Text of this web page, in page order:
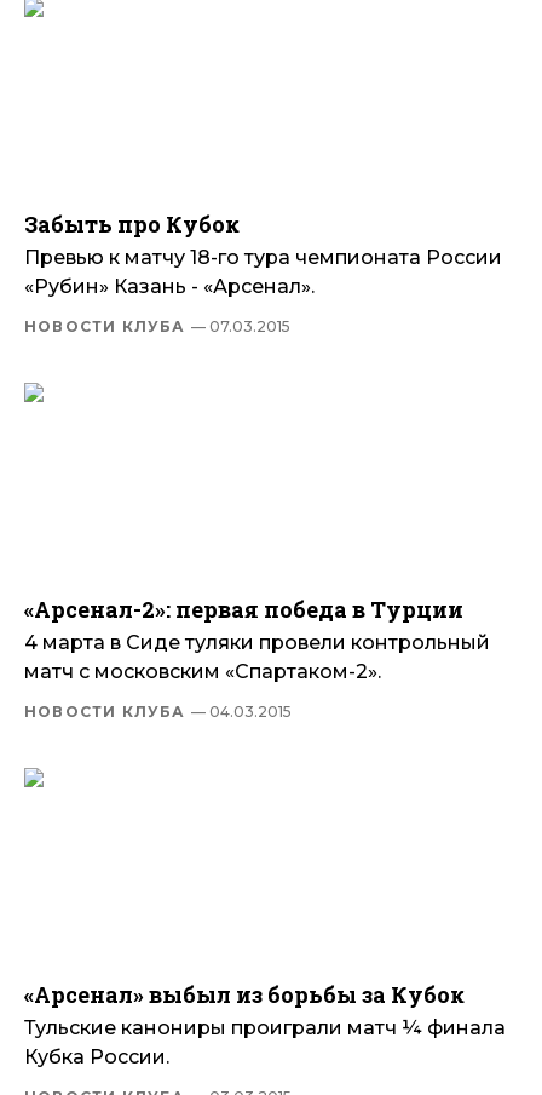
Забыть про Кубок
Превью к матчу 18-го тура чемпионата России
«Рубин» Казань - «Арсенал».
НОВОСТИ КЛУБА — 07.03.2015
«Арсенал-2»: первая победа в Турции
4 марта в Сиде туляки провели контрольный
матч с московским «Спартаком-2».
НОВОСТИ КЛУБА — 04.03.2015
«Арсенал» выбыл из борьбы за Кубок
Тульские канониры проиграли матч ¼ финала
Кубка России.